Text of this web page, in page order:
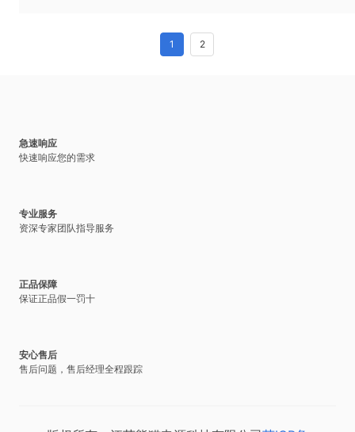
1 2
急速响应
快速响应您的需求
专业服务
资深专家团队指导服务
正品保障
保证正品假一罚十
安心售后
售后问题，售后经理全程跟踪